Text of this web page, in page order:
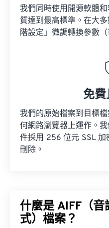
我們同時使用開源軟體
質達到最高標準。在大
階設定」微調轉換參數
免費
我們的原始檔案到目標
何網路瀏覽器上運作。
件採用 256 位元 SSL
刪除。
什麼是 AIFF（
式）檔案？